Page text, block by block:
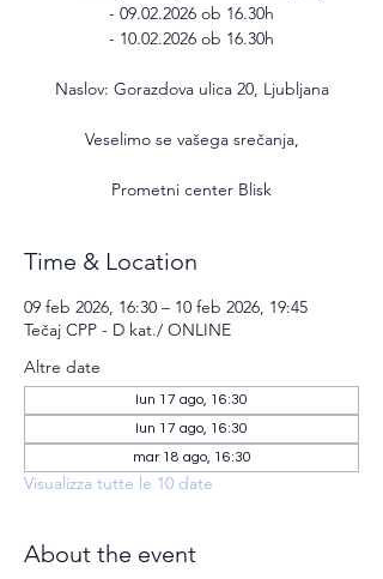
- 09.02.2026 ob 16.30h
- 10.02.2026 ob 16.30h
Naslov: Gorazdova ulica 20, Ljubljana
Veselimo se vašega srečanja,
Prometni center Blisk
Time & Location
09 feb 2026, 16:30 – 10 feb 2026, 19:45
Tečaj CPP - D kat./ ONLINE
Altre date
lun 17 ago, 16:30
lun 17 ago, 16:30
mar 18 ago, 16:30
Visualizza tutte le 10 date
About the event